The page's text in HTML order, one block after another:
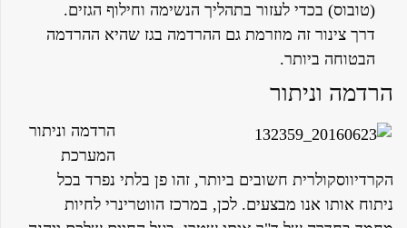
(טובוס) בכדי לעזור בתהליך הנשימה וחילוף הגזים.
דרך צינור זה מוזרמת גם ההרדמה בגז שהיא ההרדמה
הבטוחה ביותר.
הרדמה וניתור
הרדמה וניתור
המערכת
הקרדיווסקולרית חשובים ביותר, זהו פן בלתי נפרד בכל
ניתוח אותו אנו מבצעים. לכן, במרכז הווטרינרי לחיות